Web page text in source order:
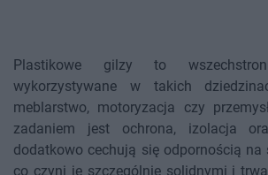
Plastikowe gilzy to
wykorzystywane w takich
meblarstwo, motoryzacja czy
zadaniem jest ochrona, izolacja
dodatkowo cechują się odpornością na
co czyni je szczególnie solidnymi i